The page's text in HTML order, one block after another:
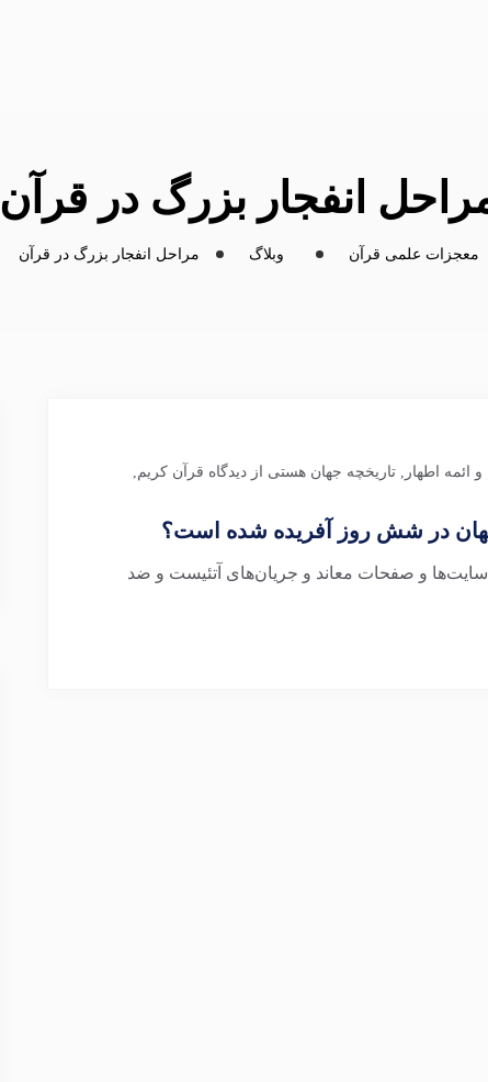
انفجار بزرگ در قرآن
معجزات علمی قرآن وبلاگ مراحل انفجار بزرگ در قرآن
ائمه اطهار , تاریخچه جهان هستی از دیدگاه قرآن کریم,
در شش روز آفریده شده است؟
و صفحات معاند و جریان‌های آتئیست و ضد